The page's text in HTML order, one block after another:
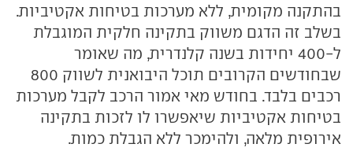
בהתקנה מקומית, ללא מערכות בטיחות אקטיביות.
בשלב זה הדגם משווק בתקינה חלקית המוגבלת
ל-400 יחידות בשנה קלנדרית, מה שאומר
שבחודשים הקרובים תוכל היבואנית לשווק 800
רכבים בלבד. בחודש מאי אמור הרכב לקבל מערכות
בטיחות אקטיביות שיאפשרו לו לזכות בתקינה
אירופית מלאה, ולהימכר ללא הגבלת כמות.